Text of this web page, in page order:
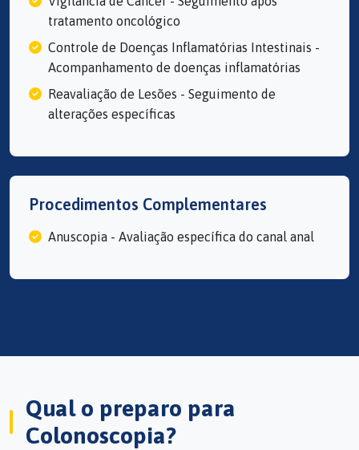
tratamento oncológico
Controle de Doenças Inflamatórias Intestinais -
Acompanhamento de doenças inflamatórias
Reavaliação de Lesões - Seguimento de
alterações específicas
Procedimentos Complementares
Anuscopia - Avaliação específica do canal anal
Qual o preparo para
Colonoscopia?